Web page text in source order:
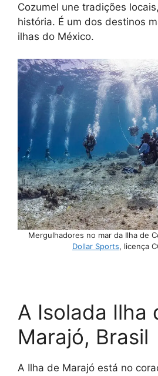
Cozumel une tradições
história. É um dos destinos
ilhas do México.
Mergulhadores no mar da Ilha de
Dollar Sports, licença
A Isolada Ilha
Marajó, Brasil
A Ilha de Marajó está no